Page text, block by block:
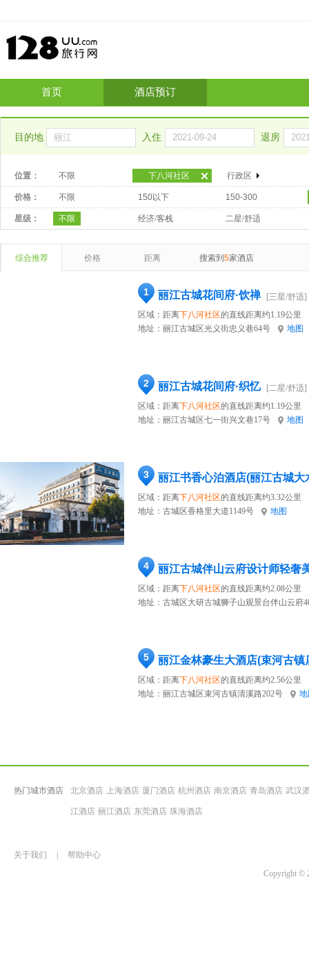
首页 酒店预订
目的地 入住 退房
位置： 不限 下八河社区 行政区
价格： 不限 150以下 150-300
星级： 不限 经济/客栈 二星/舒适
综合推荐 价格 距离 搜索到 5家酒店
1 丽江古城花间府·饮禅
[三星/舒适]
区域：距离下八河社区的直线距离约1.19公里
地址： 丽江古城区光义街忠义巷64号 地图
2 丽江古城花间府·织忆
[二星/舒适]
区域：距离下八河社区的直线距离约1.19公里
地址： 丽江古城区七一街兴文巷17号 地图
3 丽江书香心泊酒店(丽江古城大
区域：距离下八河社区的直线距离约3.32公里
地址： 古城区香格里大道1149号 地图
4 丽江古城伴山云府设计师轻奢
区域：距离下八河社区的直线距离约2.08公里
地址： 古城区大研古城狮子山观景台伴山云府
5 丽江金林豪生大酒店(束河古镇
区域：距离下八河社区的直线距离约2.56公里
地址： 丽江古城区束河古镇清溪路202号
热门城市酒店 北京酒店 上海酒店 厦门酒店 杭州酒店 南京酒店 青岛酒店 武汉
江酒店 丽江酒店 东莞酒店 珠海酒店
关于我们
帮助中心
Copyright ©